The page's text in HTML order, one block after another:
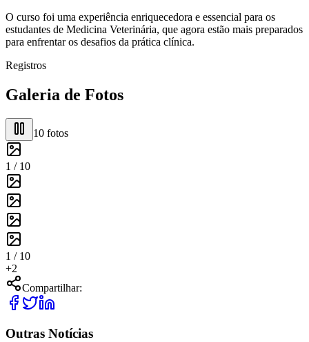
O curso foi uma experiência enriquecedora e essencial para os
estudantes de Medicina Veterinária, que agora estão mais preparados
para enfrentar os desafios da prática clínica.
Registros
Galeria de Fotos
10 fotos
1 / 10
1 / 10
+2
Compartilhar:
Outras Notícias